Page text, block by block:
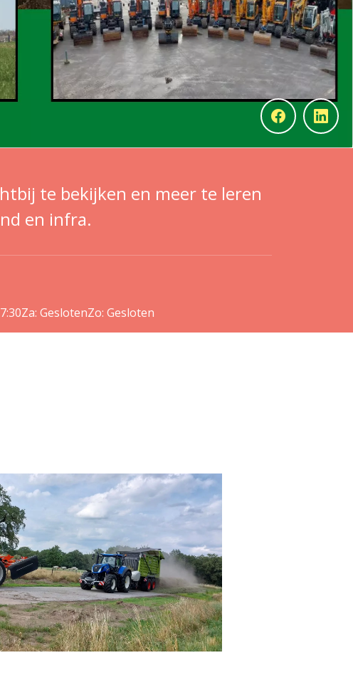
te bekijken en meer te leren
en infra.
Za: GeslotenZo: Gesloten